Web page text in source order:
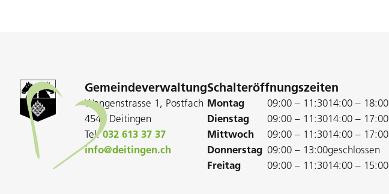
Gemeindeverwaltung
Wangenstrasse 1, Postfach
4543 Deitingen
Tel:032 613 37 37
info@deitingen.ch
Schalteröffnungszeiten
Montag 09:00 – 11:3014:00 – 18:00
Dienstag
09:00 – 11:3014:00 – 17:00
Mittwoch
09:00 – 11:3014:00 – 17:00
Donnerstag 09:00 – 13:00geschlossen
Freitag
09:00 – 11:3014:00 – 15:00